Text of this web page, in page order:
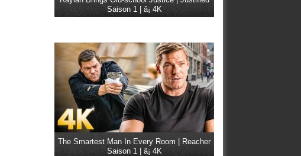
Saison 1 | â¡ 4K
The Smartest Man In Every Room | Reacher
Saison 1 | â¡ 4K